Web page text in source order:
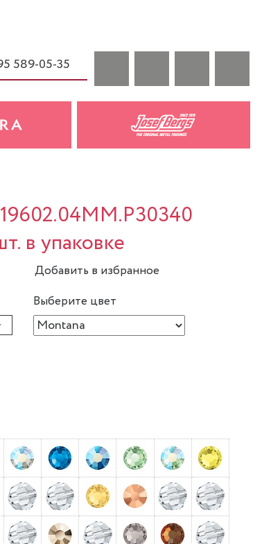
589-05-35
в упаковке
Добавить в избранное
Выберите цвет